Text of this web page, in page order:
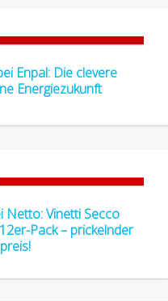
Enpal: Die clevere
Energiezukunft
Netto: Vinetti Secco
Pack – prickelnder